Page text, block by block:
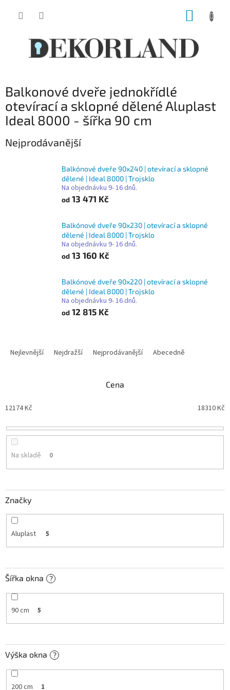
Balkonové dveře jednokřídlé
otevírací a sklopné dělené Aluplast
Ideal 8000 - šířka 90 cm
Nejprodávanější
Balkónové dveře 90x240 | otevírací a sklopné
dělené | Ideal 8000 | Trojsklo
Na objednávku 9- 16 dnů.
od 13 471 Kč
Balkónové dveře 90x230 | otevírací a sklopné
dělené | Ideal 8000 | Trojsklo
Na objednávku 9- 16 dnů.
od 13 160 Kč
Balkónové dveře 90x220 | otevírací a sklopné
dělené | Ideal 8000 | Trojsklo
Na objednávku 9- 16 dnů.
od 12 815 Kč
p
o
ů
Nejlevnější Nejdražší Nejprodávanější Abecedně
Cena
12174Kč 18310Kč
Na skladě 0
Značky
Aluplast 5
Šířka okna ?
90 cm 5
Výška okna ?
200 cm 1